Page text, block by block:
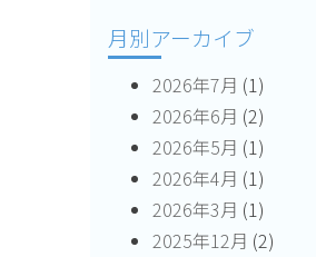
月別アーカイブ
2026年7月 (1)
2026年6月 (2)
2026年5月 (1)
2026年4月 (1)
2026年3月 (1)
2025年12月 (2)